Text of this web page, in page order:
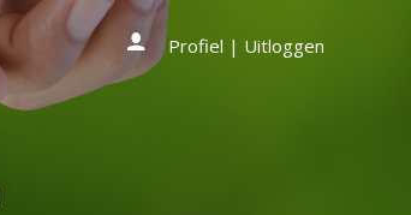
Profiel | Uitloggen